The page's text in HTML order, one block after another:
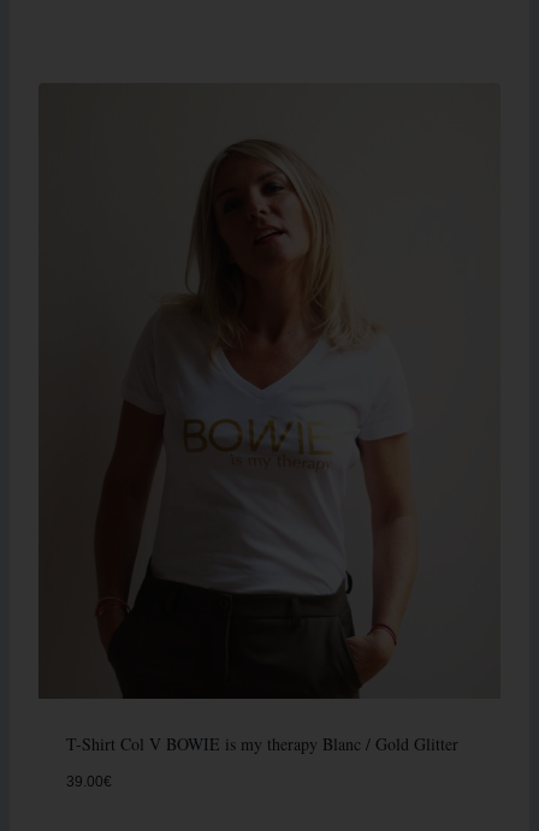
T-Shirt Col V BOWIE is my therapy Blanc / Gold Glitter
39.00€